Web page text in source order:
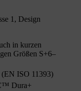
1, Design
in kurzen
Größen S+6–
(EN ISO 11393)
Dura+